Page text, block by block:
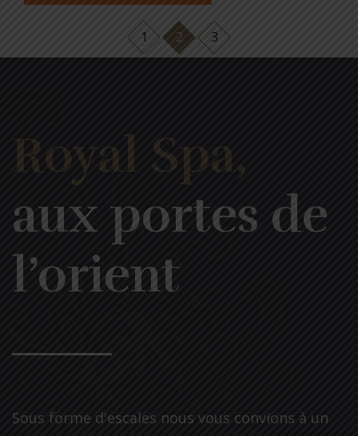
1 2 3
Royal Spa,
aux portes de
l’orient
Sous forme d'escales nous vous convions à un